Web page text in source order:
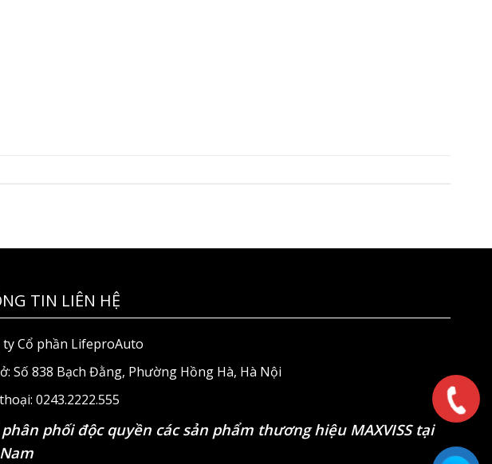
TIN LIÊN HỆ
ty Cổ phần LifeproAuto
Số 838 Bạch Đằng, Phường Hồng Hà, Hà Nội
0243.2222.555
phối độc quyền các sản phẩm thương hiệu MAXVISS tại